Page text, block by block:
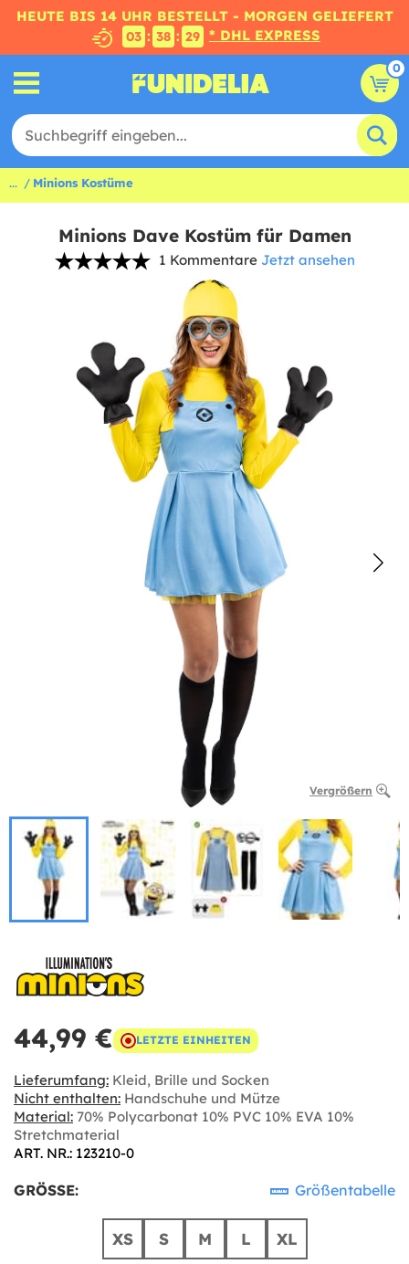
HEUTE BIS 14 UHR BESTELLT - MORGEN GELIEFERT
03 : 38 : 28 * DHL EXPRESS
0
... Minions Kostüme
Minions Dave Kostüm für Damen
1 Kommentare Jetzt ansehen
Vergrößern
44,99 € LETZTE EINHEITEN
Lieferumfang: Kleid, Brille und Socken
Nicht enthalten: Handschuhe und Mütze
Material: 70% Polycarbonat 10% PVC 10% EVA 10%
Stretchmaterial
ART. NR.: 123210-0
GRÖSSE: Größentabelle
XS S M L XL